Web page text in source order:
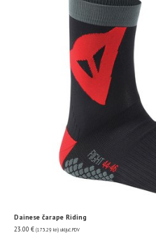
Dainese čarape Riding
23.00 € (173.29 kn) uključ. PDV